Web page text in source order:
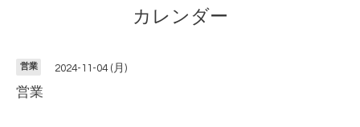
カレンダー
営業 2024-11-04 (月)
営業